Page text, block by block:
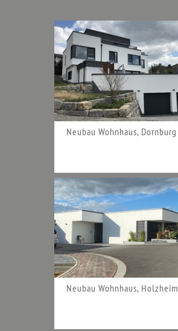
Neubau Wohnhaus, Dornburg
Neubau Wohnhaus, Holzheim